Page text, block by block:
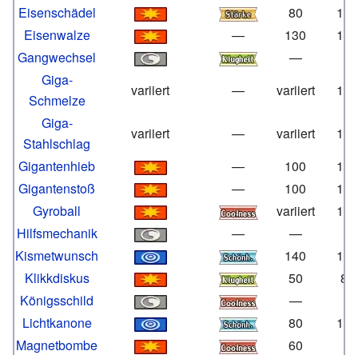
Eisenschädel
80
Eisenwalze
— 130
Gangwechsel
—
Giga-
Schmelze
variiert — variiert
Giga-
Stahlschlag
variiert — variiert
Gigantenhieb
— 100
Gigantenstoß
— 100
Gyroball
variiert
Hilfsmechanik
— —
Kismetwunsch
140
Klikkdiskus
50
Königsschild
—
Lichtkanone
80
Magnetbombe
60